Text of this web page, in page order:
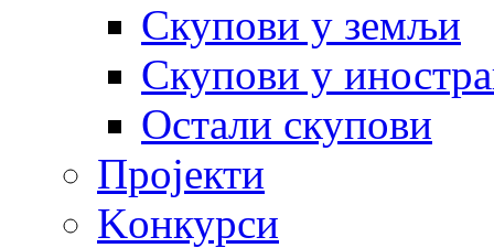
Скупови у земљи
Скупови у
Остали скупови
Пројекти
Koнкурси